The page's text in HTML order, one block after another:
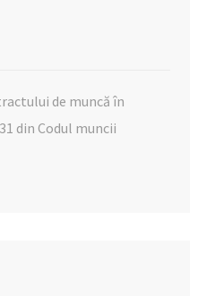
de muncă în
din Codul muncii